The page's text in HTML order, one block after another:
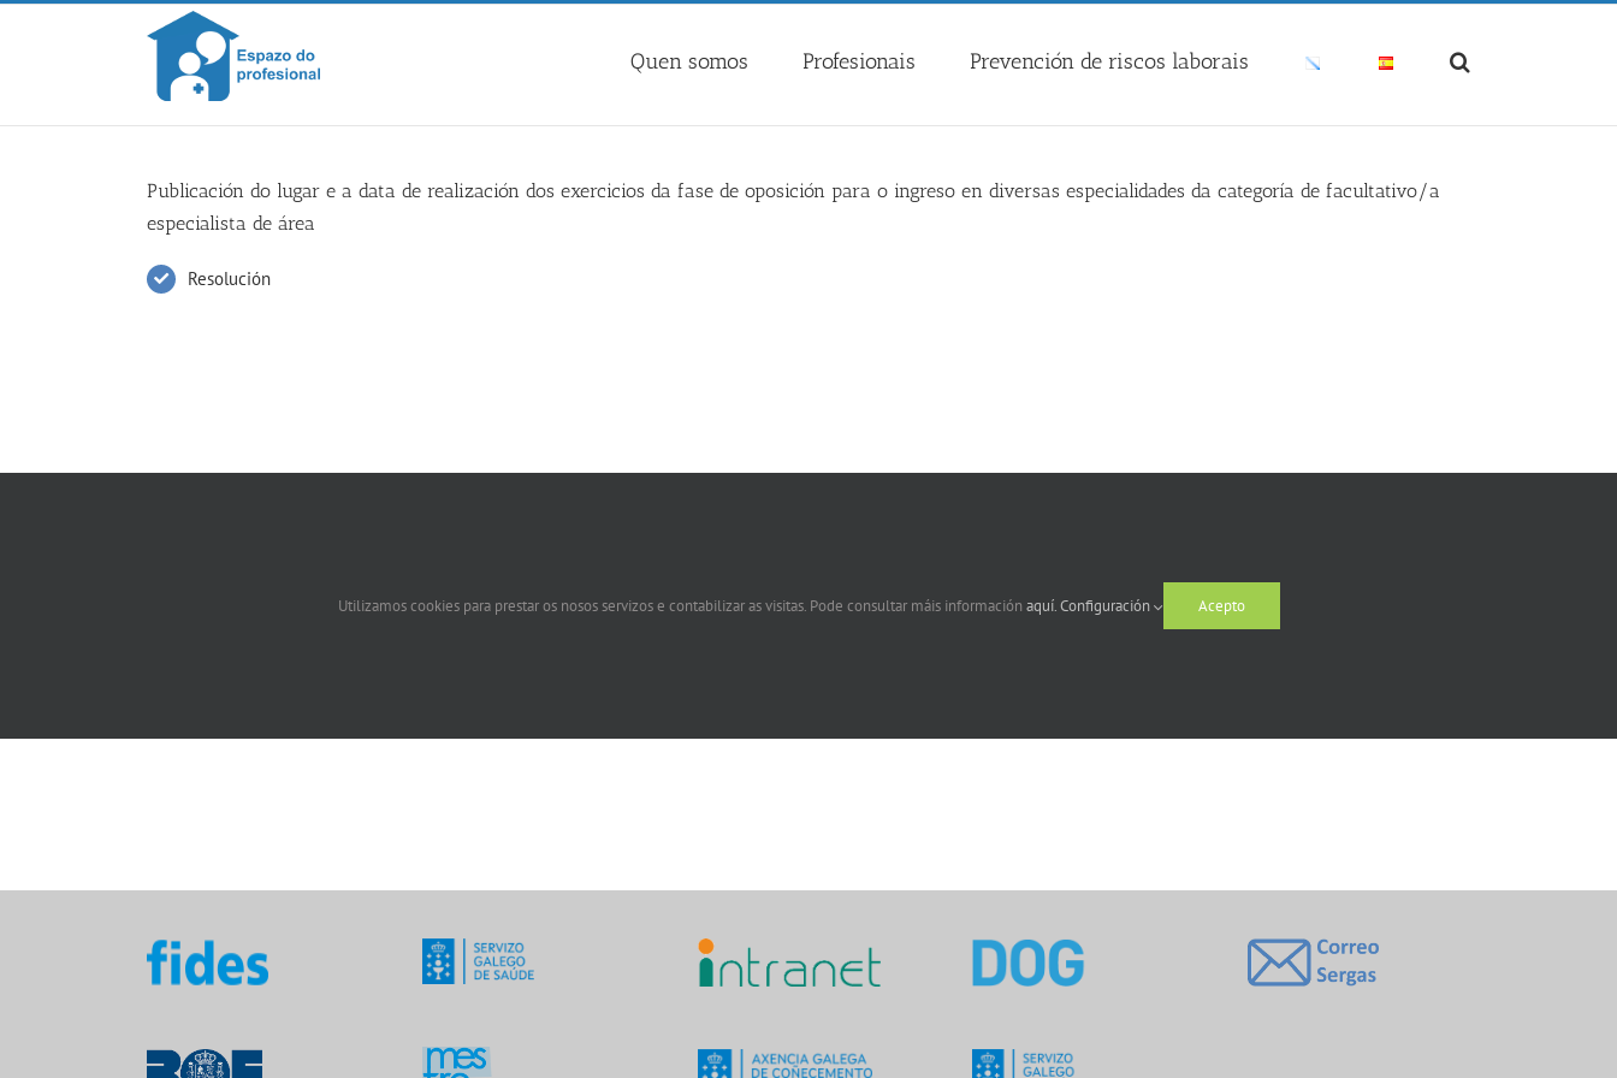
Skip
Quen somos Profesionais Prevención de riscos laborais
Publicación do lugar e a data de realización dos exercicios da fase de oposición para o ingreso en diversas especialidades da categoría de facultativo/a
especialista de área
Resolución
Utilizamos cookies para prestar os nosos servizos e contabilizar as visitas. Pode consultar máis información aquí.Configuración Acepto